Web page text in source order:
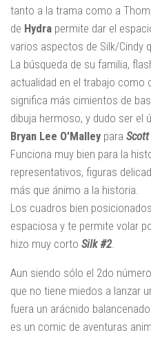
tanto a la trama como a
de Hydra permite dar el
varios aspectos de Silk/Cindy
La búsqueda de su familia,
actualidad en el trabajo como
significa más cimientos de
dibuja hermoso, y dudo ser el
Bryan Lee O'Malley para
Funciona muy bien para la
representativos, figuras
más que ánimo a la historia.
Los cuadros bien
espaciosa y te permite volar
hizo muy corto Silk #2.
Aun siendo sólo el 2do
que no tiene miedos a lanzar
fuera un arácnido
es un comic de aventuras